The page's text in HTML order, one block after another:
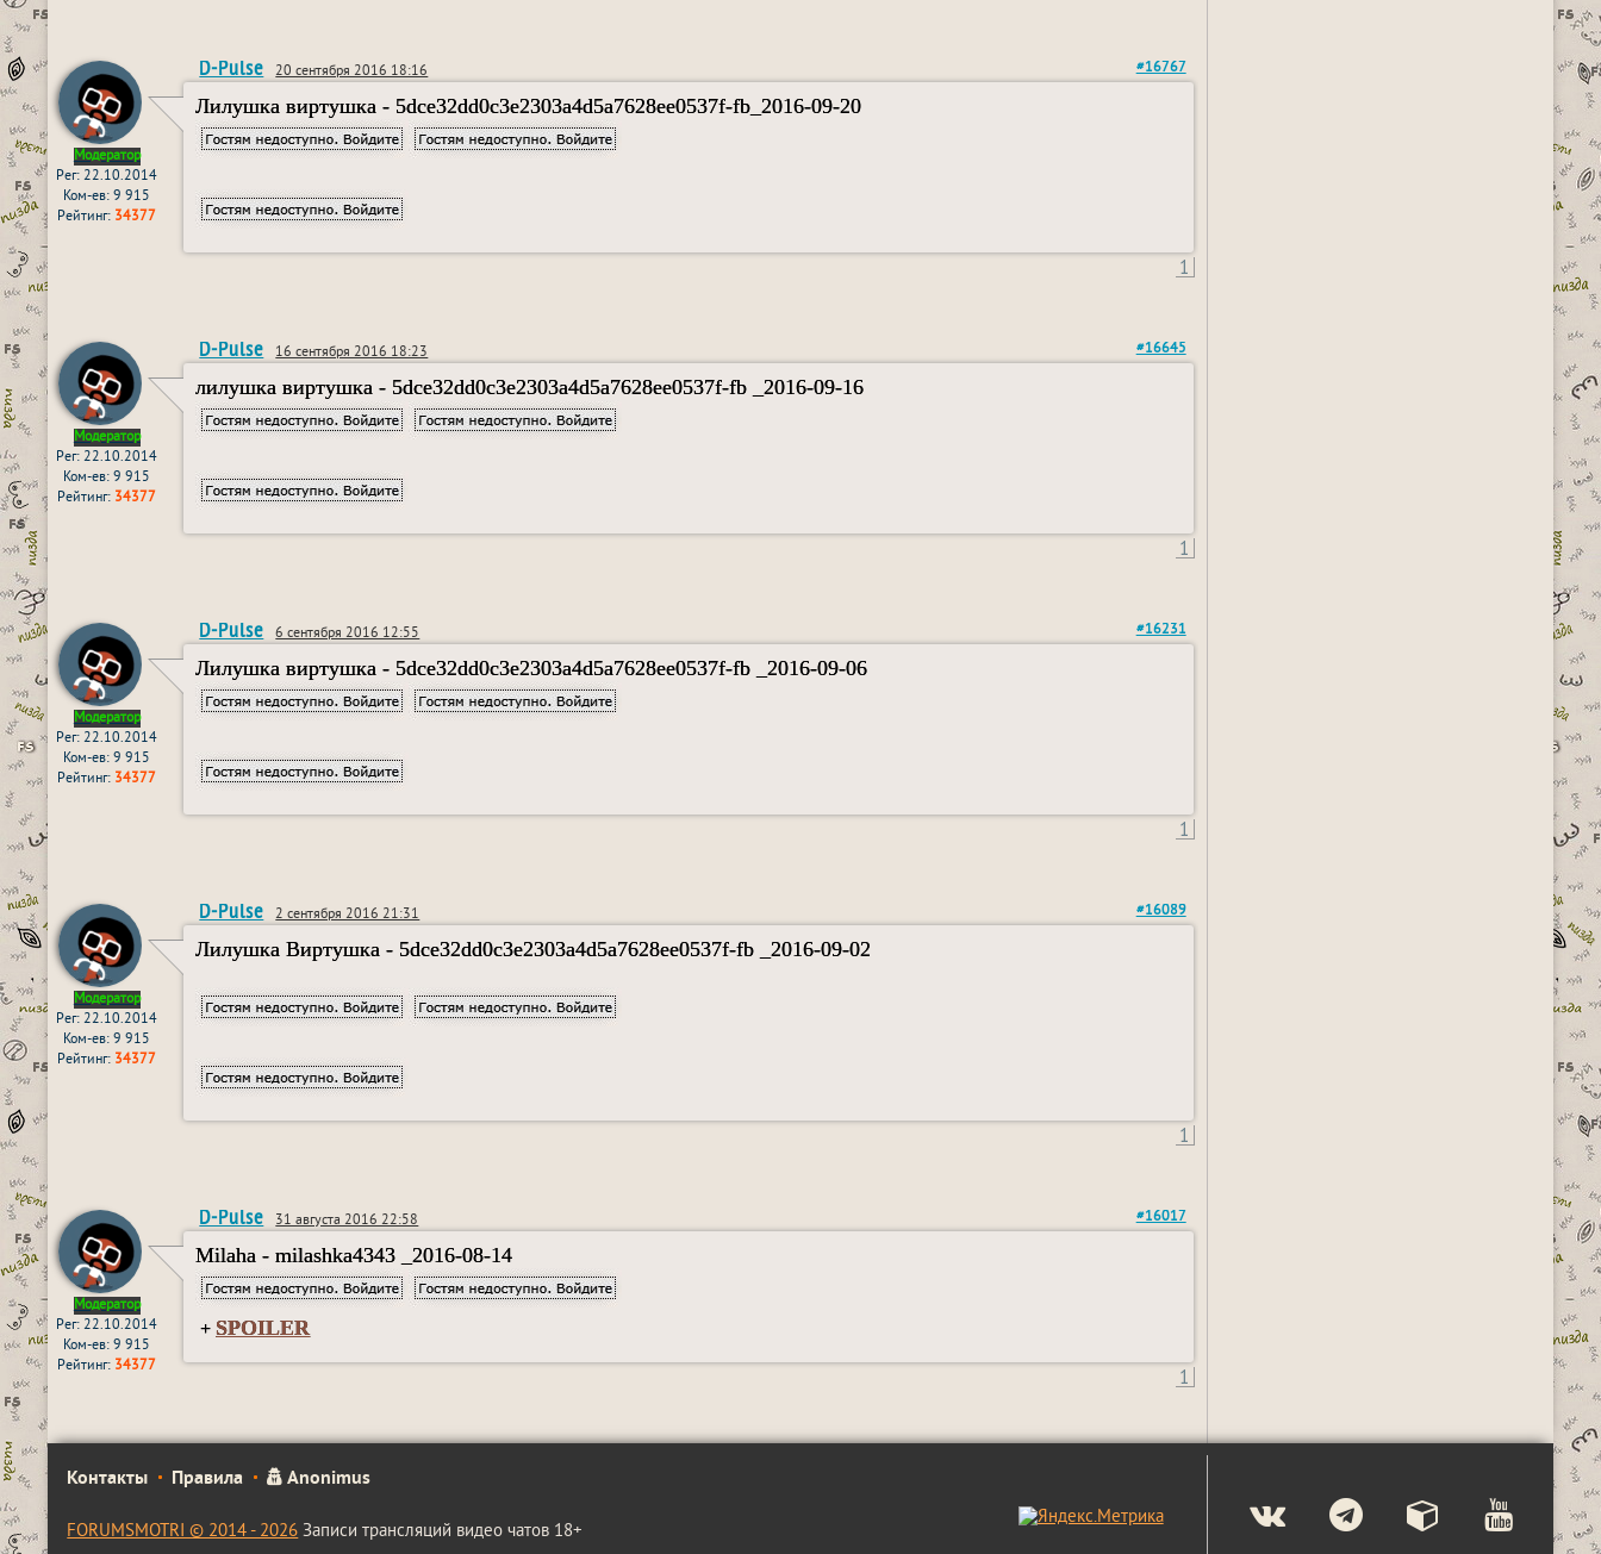
Модератор
Рег: 22.10.2014
Ком-ев: 9 915
Рейтинг: 34377
D-Pulse 20 сентября 2016 18:16 #16767
Лилушка виртушка - 5dce32dd0c3e2303a4d5a7628ee0537f-fb_2016-09-20
1
Модератор
Рег: 22.10.2014
Ком-ев: 9 915
Рейтинг: 34377
D-Pulse 16 сентября 2016 18:23 #16645
лилушка виртушка - 5dce32dd0c3e2303a4d5a7628ee0537f-fb _2016-09-16
1
Модератор
Рег: 22.10.2014
Ком-ев: 9 915
Рейтинг: 34377
D-Pulse 6 сентября 2016 12:55 #16231
Лилушка виртушка - 5dce32dd0c3e2303a4d5a7628ee0537f-fb _2016-09-06
1
Модератор
Рег: 22.10.2014
Ком-ев: 9 915
Рейтинг: 34377
D-Pulse 2 сентября 2016 21:31 #16089
Лилушка Виртушка - 5dce32dd0c3e2303a4d5a7628ee0537f-fb _2016-09-02
1
Модератор
Рег: 22.10.2014
Ком-ев: 9 915
Рейтинг: 34377
D-Pulse 31 августа 2016 22:58 #16017
Milaha - milashka4343 _2016-08-14
+ SPOILER
1
Контакты Правила Anonimus
FORUMSMOTRI © 2014 - 2026Записи трансляций видео чатов 18+